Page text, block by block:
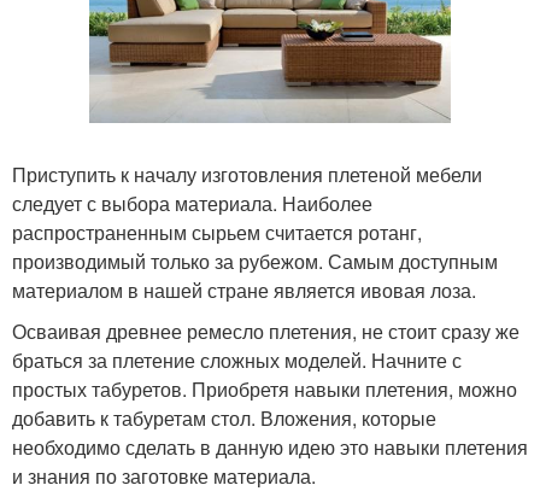
Приступить к началу изготовления плетеной мебели
следует с выбора материала. Наиболее
распространенным сырьем считается ротанг,
производимый только за рубежом. Самым доступным
материалом в нашей стране является ивовая лоза.
Осваивая древнее ремесло плетения, не стоит сразу же
браться за плетение сложных моделей. Начните с
простых табуретов. Приобретя навыки плетения, можно
добавить к табуретам стол. Вложения, которые
необходимо сделать в данную идею это навыки плетения
и знания по заготовке материала.